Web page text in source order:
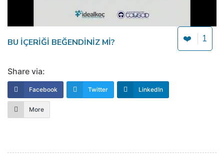
BU IÇERIĞI BEĞENDINIZ MI? ❤️ 1
Share via:
Facebook Twitter LinkedIn
More